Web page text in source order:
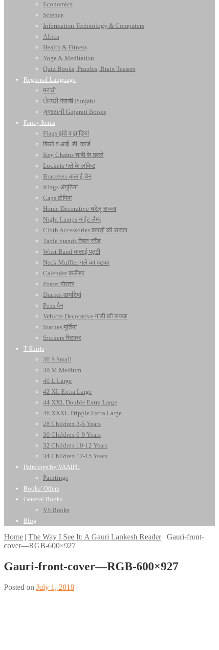
Economics
Science
Information Technology & Computers
Africa
Health & Fitness
Yoga & Meditation
Quiz Books, Puzzles, Brain Teasers
Regional Language
मराठी
ਪੰਜਾਬੀ पंजाबी Punjabi
ગુજરાતી Gujarati Books
Fancy Items
Flags झंडे व झाड़ियां
बिल्ले व आई. डी. कार्ड
Key Chains चाबी के छल्ले
Lockets गले के लॉकेट
Bracelets कलाई चेन
Rings अंगूठियां
Caps टोपियां
Home Decorative घरेलू सज्जा
Night Lamps नाईट लैम्प
Cloth Accessories कपड़ों की सज्जा
Table Stands टेबल स्टैंड
Wrist Band कलाई पट्टी
Neck Muffler गले का पटका
Calender कलैंडर
Poster पोस्टर
Diaries डायरियां
Pens पैन
Vehicle Decorative गाडी की सज्जा
Statues मूर्तियां
Stickers स्टिकर
T-Shirts
36 S Small
38 M Medium
40 L Large
42 XL Extra Large
44 XXL Double Extra Large
46 XXXL Tripple Extra Large
28 Children 3-5 Years
30 Children 6-9 Years
32 Children 10-12 Years
34 Children 12-15 Years
Paintings by VAAIPL
Paintings
Books’ Offers
General Books
VS Books
Blog
Home | The Way I See It: A Gauri Lankesh Reader | Gauri-front-
cover—RGB-600×927
Gauri-front-cover—RGB-600×927
Posted on July 1, 2018